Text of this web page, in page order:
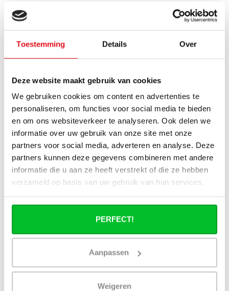
Toestemming Details Over
Deze website maakt gebruik van cookies
We gebruiken cookies om content en advertenties te
personaliseren, om functies voor social media te bieden
en om ons websiteverkeer te analyseren. Ook delen we
informatie over uw gebruik van onze site met onze
partners voor social media, adverteren en analyse. Deze
partners kunnen deze gegevens combineren met andere
informatie die u aan ze heeft verstrekt of die ze hebben
verzameld op basis van uw gebruik van hun services.
PERFECT!
Aanpassen
Weigeren
maken?
Haakse of rechte aansluitset, welke heb
Kan ik mijn Smart thermostaatknop
aansluiten op de paneelradiatoren van
Radiator-Outlet?
Hoe bereken in de benodigde capaciteit
voor mijn ruimte?
Wat is de levertijd van een
paneelradiator en wanneer ontvang ik
deze als ik een bestelling plaats?
Ik heb een (hybride) warmtepomp
installatie, kan ik alle radiatoren
gebruiken uit de website?
toepassen in combinatie met
stadsverwarming?